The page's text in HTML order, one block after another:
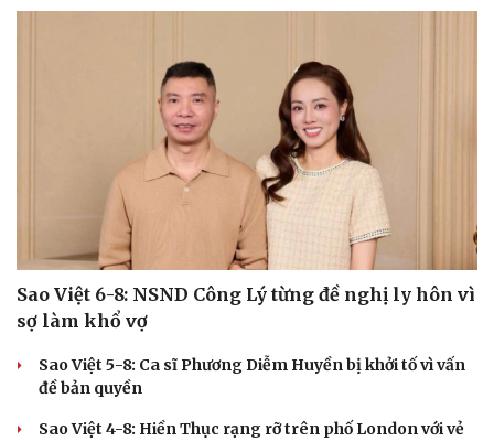
Sao Việt 6-8: NSND Công Lý từng đề nghị ly hôn vì
sợ làm khổ vợ
Sao Việt 5-8: Ca sĩ Phương Diễm Huyền bị khởi tố vì vấn
đề bản quyền
Sao Việt 4-8: Hiền Thục rạng rỡ trên phố London với vẻ